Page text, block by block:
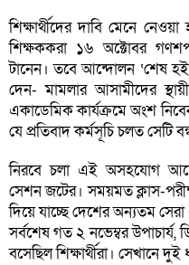
শিক্ষার্থীদের দাবি মেনে
শিক্ষককরা ১৬ অক্টোবর
টানেন। তবে আন্দোলন ‘শেষ
দেন- মামলার আসামীদের
একাডেমিক কার্যক্রমে অংশ
যে প্রতিবাদ কর্মসূচি চলত সেটি
নিরবে চলা এই অসহযোগ
সেশন জটের। সময়মত ক্লাস-
দিয়ে যাচ্ছে দেশের অন্যতম সেরা
সর্বশেষ গত ২ নভেম্বর
বসেছিল শিক্ষার্থীরা। সেখানে দুই